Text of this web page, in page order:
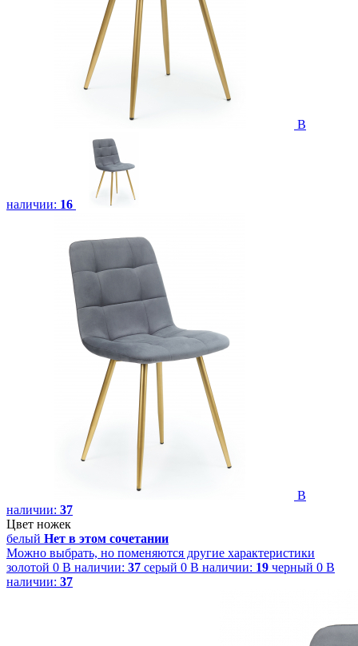
В
наличии: 16
В
наличии: 37
Цвет ножек
белый Нет в этом сочетании
Можно выбрать, но поменяются другие характеристики
золотой 0 В наличии: 37 серый 0 В наличии: 19 черный 0 В
наличии: 37